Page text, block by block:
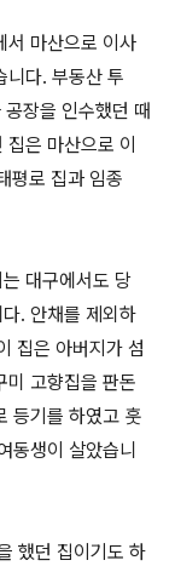
서 마산으로 이사
니다. 부동산 투
장을 인수했던 때
은 마산으로 이
평로 집과 임종
대구에서도 당
. 안채를 제외하
집은 아버지가 섬
미 고향집을 판돈
등기를 하였고 훗
동생이 살았습니
했던 집이기도 하